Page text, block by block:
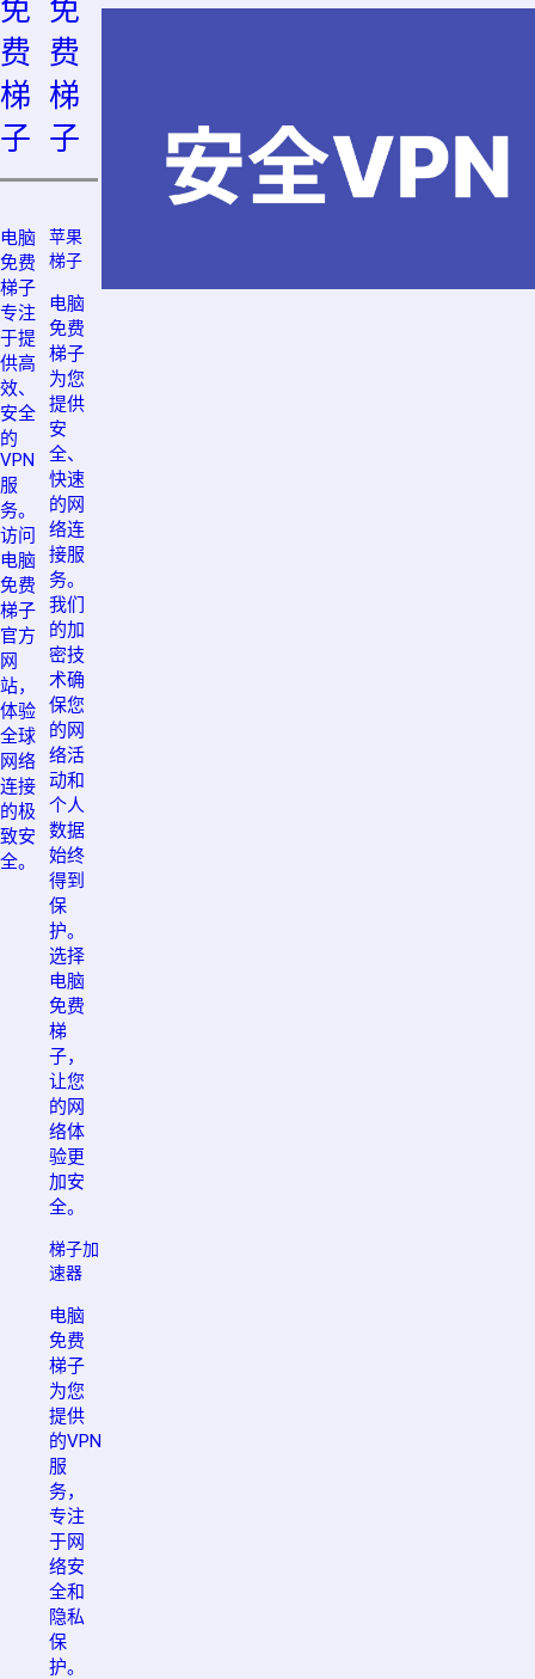
免
费
梯
子
电脑
免费
梯子
专注
于提
供高
效、
安全
的
VPN
服
务。
访问
电脑
免费
梯子
官方
网
站，
体验
全球
网络
连接
的极
致安
全。
免
费
梯
子
苹果
梯子
电脑
免费
梯子
为您
提供
安
全、
快速
的网
络连
接服
务。
我们
的加
密技
术确
保您
的网
络活
动和
个人
数据
始终
得到
保
护。
选择
电脑
免费
梯
子，
让您
的网
络体
验更
加安
全。
梯子加
速器
电脑
免费
梯子
为您
提供
的VPN
服
务，
专注
于网
络安
全和
隐私
保
护。